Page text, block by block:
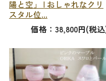
陽と空」 | おしゃれなクリ
スタル位...
価格：38,800円(税